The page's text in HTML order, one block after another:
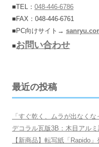
■TEL： 048-446-6786
■FAX：048-446-6761
■PC向けサイト→
■お問い合わせ
最近の投稿
「すぐ乾く、ムラが出なく
デコラル瓦版3B：木目アル
【新商品】転写紙「Rapido